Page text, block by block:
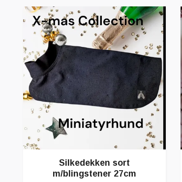
Silkedekken sort
m/blingstener 27cm